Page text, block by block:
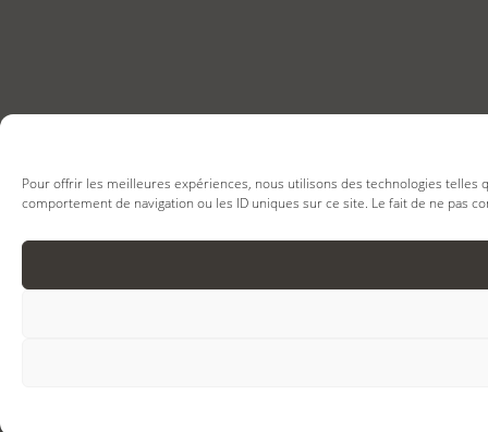
Pour offrir les meilleures expériences, nous utilisons des technologies
comportement de navigation ou les ID uniques sur ce site. Le fait de ne